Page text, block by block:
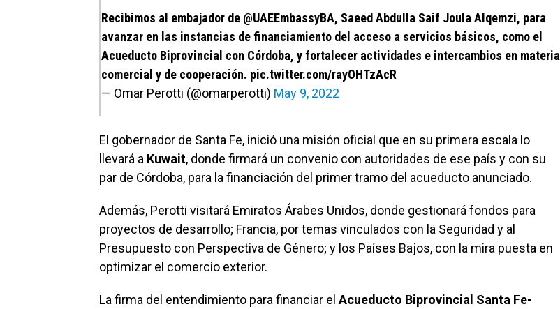
Recibimos al embajador de @UAEEmbassyBA, Saeed Abdulla Saif Joula Alqemzi, para
avanzar en las instancias de financiamiento del acceso a servicios básicos, como el
Acueducto Biprovincial con Córdoba, y fortalecer actividades e intercambios en materia
comercial y de cooperación. pic.twitter.com/rayOHTzAcR
— Omar Perotti (@omarperotti) May 9, 2022
El gobernador de Santa Fe, inició una misión oficial que en su primera escala lo
llevará a Kuwait, donde firmará un convenio con autoridades de ese país y con su
par de Córdoba, para la financiación del primer tramo del acueducto anunciado.
Además, Perotti visitará Emiratos Árabes Unidos, donde gestionará fondos para
proyectos de desarrollo; Francia, por temas vinculados con la Seguridad y al
Presupuesto con Perspectiva de Género; y los Países Bajos, con la mira puesta en
optimizar el comercio exterior.
La firma del entendimiento para financiar el Acueducto Biprovincial Santa Fe-